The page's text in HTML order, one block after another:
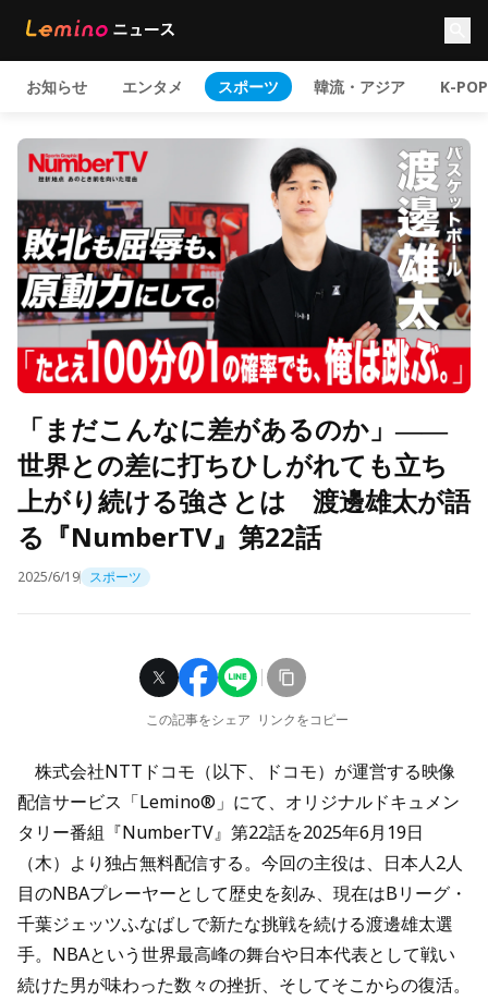
お知らせ エンタメ スポーツ 韓流・アジア K-POP
「まだこんなに差があるのか」――
世界との差に打ちひしがれても立ち
上がり続ける強さとは 渡邊雄太が語
る『NumberTV』第22話
2025/6/19 スポーツ
この記事をシェア リンクをコピー
株式会社NTTドコモ（以下、ドコモ）が運営する映像
配信サービス「Lemino®」にて、オリジナルドキュメン
タリー番組『NumberTV』第22話を2025年6月19日
（木）より独占無料配信する。今回の主役は、日本人2人
目のNBAプレーヤーとして歴史を刻み、現在はBリーグ・
千葉ジェッツふなばしで新たな挑戦を続ける渡邊雄太選
手。NBAという世界最高峰の舞台や日本代表として戦い
続けた男が味わった数々の挫折、そしてそこからの復活。